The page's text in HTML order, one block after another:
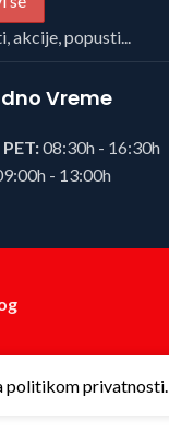
akcije, popusti...
Vreme
08:30h - 16:30h
- 13:00h
politikom privatnosti.